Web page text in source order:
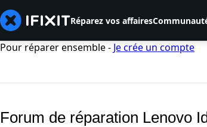
Réparez vos affaires
Pour réparer ensemble - Je crée un compte
Forum de réparation Lenovo